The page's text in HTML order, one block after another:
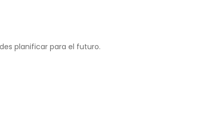
planificar para el futuro.